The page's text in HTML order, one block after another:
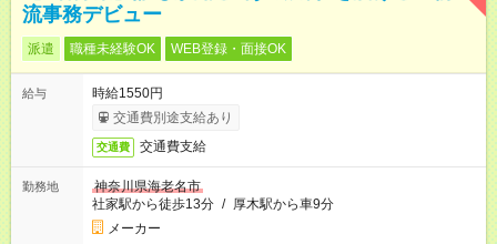
流事務デビュー
派遣 職種未経験OK WEB登録・面接OK
給与
時給1550円
交通費別途支給あり
交通費 交通費支給
勤務地
神奈川県海老名市
社家駅から徒歩13分 / 厚木駅から車9分
メーカー